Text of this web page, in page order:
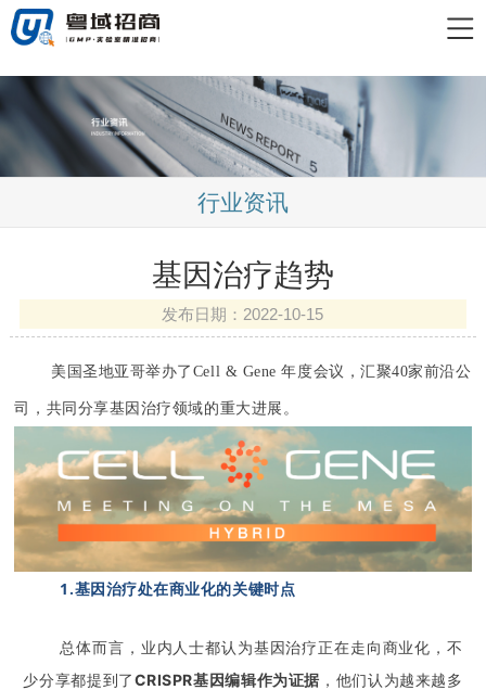
行业资讯
基因治疗趋势
发布日期：2022-10-15
美国圣地亚哥举办了Cell & Gene 年度会议，汇聚40家前沿公
司，共同分享基因治疗领域的重大进展。
1.基因治疗处在商业化的关键时点
总体而言，业内人士都认为基因治疗正在走向商业化，不
少分享都提到了CRISPR基因编辑作为证据 ，他们认为越来越多